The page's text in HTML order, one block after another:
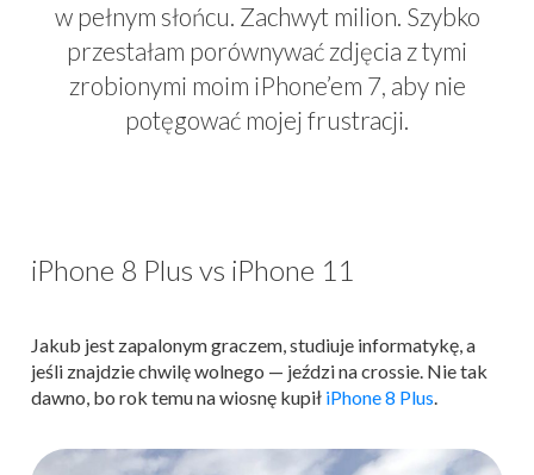
w pełnym słońcu. Zachwyt milion. Szybko
przestałam porównywać zdjęcia z tymi
zrobionymi moim iPhone’em 7, aby nie
potęgować mojej frustracji.
iPhone 8 Plus vs iPhone 11
Jakub jest zapalonym graczem, studiuje informatykę, a
jeśli znajdzie chwilę wolnego — jeździ na crossie. Nie tak
dawno, bo rok temu na wiosnę kupił iPhone 8 Plus.